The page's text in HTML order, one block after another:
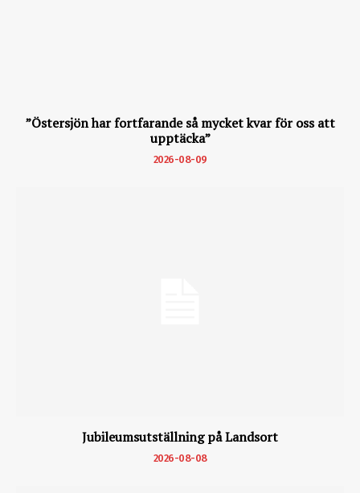
”Östersjön har fortfarande så mycket kvar för oss att
upptäcka”
2026-08-09
Jubileumsutställning på Landsort
2026-08-08